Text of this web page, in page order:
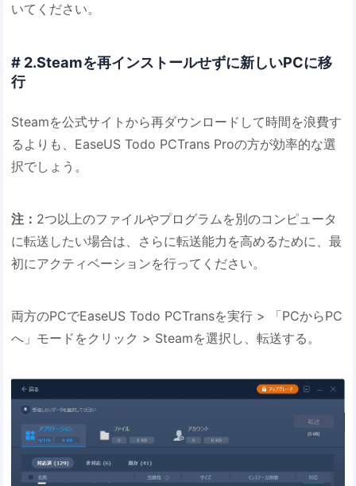
いてください。
# 2.Steamを再インストールせずに新しいPCに移
行
Steamを公式サイトから再ダウンロードして時間を浪費す
るよりも、EaseUS Todo PCTrans Proの方が効率的な選
択でしょう。
注： 2つ以上のファイルやプログラムを別のコンピュータ
に転送したい場合は、さらに転送能力を高めるために、最
初にアクティベーションを行ってください。
両方のPCでEaseUS Todo PCTransを実行 > 「PCからPC
へ」モードをクリック > Steamを選択し、転送する。